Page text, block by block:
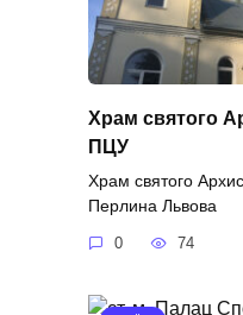
Храм святого
ПЦУ
Храм святого
Перлина Львова
0 74